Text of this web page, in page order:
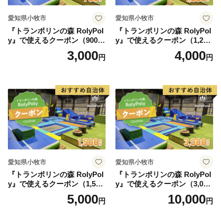
愛知県小牧市
『トランポリンの森 RolyPol
y』で使えるクーポン（900
3,000円
愛知県小牧市
『トランポリンの森 RolyPol
y』で使えるクーポン（1,200
4,000円
愛知県小牧市
『トランポリンの森 RolyPol
y』で使えるクーポン（1,500
5,000円
愛知県小牧市
『トランポリンの森 RolyPol
y』で使えるクーポン（3,000
10,000円